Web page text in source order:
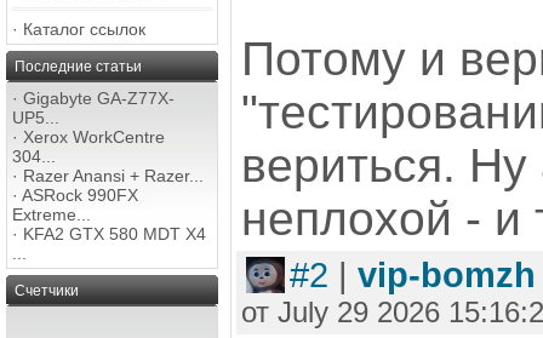
· Каталог ссылок
Последние статьи
· Gigabyte GA-Z77X-
UP5...
· Xerox WorkCentre
304...
· Razer Anansi + Razer...
· ASRock 990FX
Extreme...
· KFA2 GTX 580 MDT X4
Счетчики
Потому и
вериться. Ну
неплохой - и
#2 | vip-bomzh
от July 29 2026